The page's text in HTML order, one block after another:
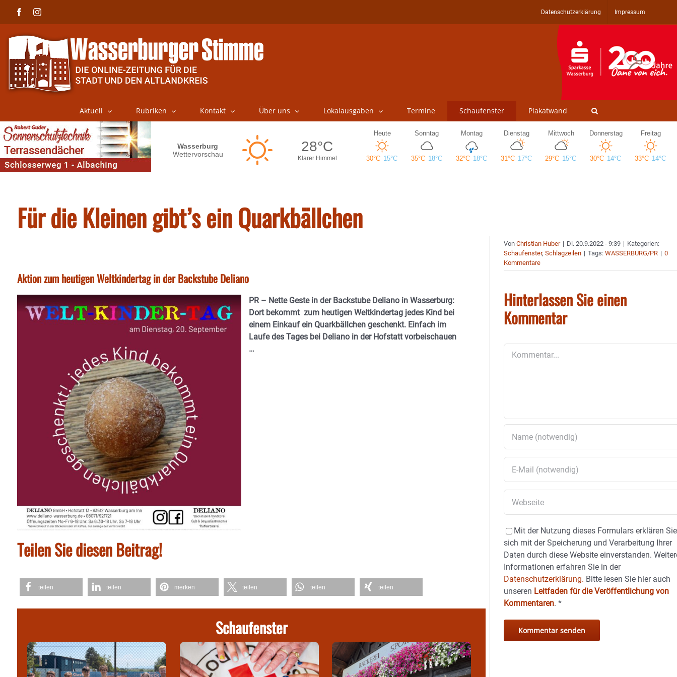
FacebookInstagram Datenschutzerklärung Impressum
Aktuell Rubriken Kontakt Über uns Lokalausgaben Termine Schaufenster Plakatwand
Für die Kleinen gibt’s ein Quarkbällchen
Aktion zum heutigen Weltkindertag in der Backstube Deliano
PR – Nette Geste in der Backstube Deliano in Wasserburg:
Dort bekommt zum heutigen Weltkindertag jedes Kind bei
einem Einkauf ein Quarkbällchen geschenkt. Einfach im
Laufe des Tages bei Deliano in der Hofstatt vorbeischauen
…
Teilen Sie diesen Beitrag!
teilen teilen merken teilen teilen teilen
Schaufenster
VonChristian Huber | Di. 20.9.2022 - 9:39 | Kategorien:
Schaufenster,Schlagzeilen | Tags:WASSERBURG/PR | 0
Kommentare
Hinterlassen Sie einen
Kommentar
Mit der Nutzung dieses Formulars erklären Sie
sich mit der Speicherung und Verarbeitung Ihrer
Daten durch diese Website einverstanden.
Informationen erfahren Sie in der
Datenschutzerklärung. Bitte lesen Sie hier auch
unseren Leitfaden für die Veröffentlichung von
Kommentaren.*